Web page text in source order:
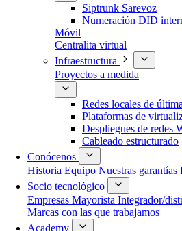
Siptrunk Sarevoz
Numeración DID
Móvil
Centralita virtual
Infraestructura
Proyectos a medida
Redes locales de
Plataformas de
Despliegues de redes
Cableado estructurado
Conócenos
Historia Equipo Nuestras garantías
Socio tecnológico
Empresas Mayorista Integrador/
Marcas con las que trabajamos
Academy